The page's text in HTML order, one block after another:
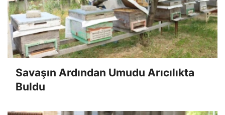
Savaşın Ardından Umudu Arıcılıkta
Buldu